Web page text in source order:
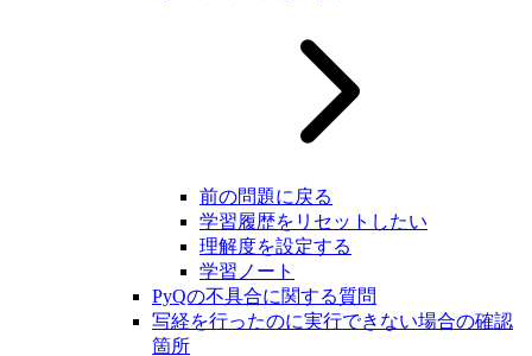
前の問題に戻る
学習履歴をリセットしたい
理解度を設定する
学習ノート
PyQの不具合に関する質問
写経を行ったのに実行できない場合の確認
箇所